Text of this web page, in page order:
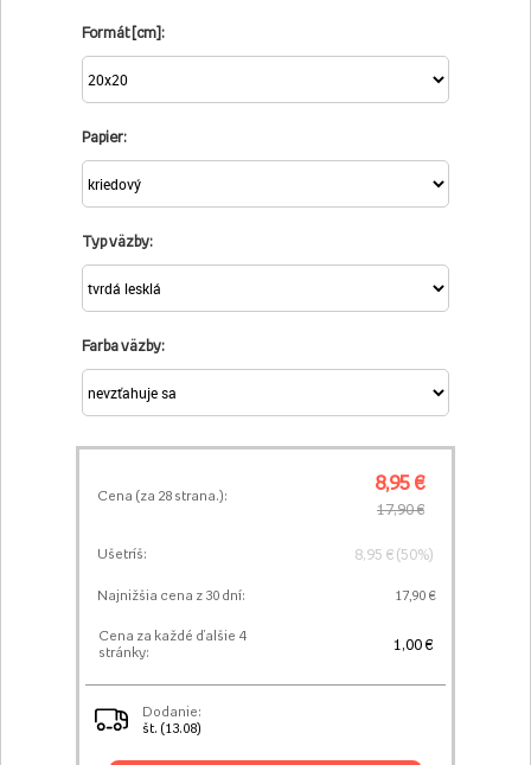
Formát [cm]:
Papier:
Typ väzby:
Farba väzby:
Cena (za 28 strana.):
8,95 €
17,90 €
Ušetríš: 8,95 € (50%)
Najnižšia cena z 30 dní: 17,90 €
Cena za každé ďalšie 4
stránky:
1,00 €
Dodanie:
št. (13.08)